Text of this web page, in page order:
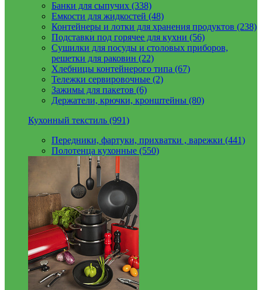
Банки для сыпучих (338)
Емкости для жидкостей (48)
Контейнеры и лотки для хранения продуктов (238)
Подставки под горячее для кухни (56)
Сушилки для посуды и столовых приборов,
решетки для раковин (22)
Хлебницы контейнерого типа (67)
Тележки сервировочные (2)
Зажимы для пакетов (6)
Держатели, крючки, кронштейны (80)
Кухонный текстиль (991)
Передники, фартуки, прихватки , варежки (441)
Полотенца кухонные (550)